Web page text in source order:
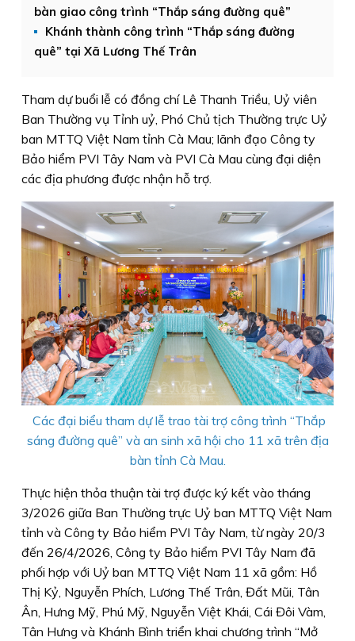
bàn giao công trình “Thắp sáng đường quê”
Khánh thành công trình “Thắp sáng đường
quê” tại Xã Lương Thế Trân
Tham dự buổi lễ có đồng chí Lê Thanh Triều, Uỷ viên
Ban Thường vụ Tỉnh uỷ, Phó Chủ tịch Thường trực Uỷ
ban MTTQ Việt Nam tỉnh Cà Mau; lãnh đạo Công ty
Bảo hiểm PVI Tây Nam và PVI Cà Mau cùng đại diện
các địa phương được nhận hỗ trợ.
Các đại biểu tham dự lễ trao tài trợ công trình “Thắp
sáng đường quê” và an sinh xã hội cho 11 xã trên địa
bàn tỉnh Cà Mau.
Thực hiện thỏa thuận tài trợ được ký kết vào tháng
3/2026 giữa Ban Thường trực Uỷ ban MTTQ Việt Nam
tỉnh và Công ty Bảo hiểm PVI Tây Nam, từ ngày 20/3
đến 26/4/2026, Công ty Bảo hiểm PVI Tây Nam đã
phối hợp với Uỷ ban MTTQ Việt Nam 11 xã gồm: Hồ
Thị Kỷ, Nguyễn Phích, Lương Thế Trân, Đất Mũi, Tân
Ân, Hưng Mỹ, Phú Mỹ, Nguyễn Việt Khái, Cái Đôi Vàm,
Tân Hưng và Khánh Bình triển khai chương trình “Mở